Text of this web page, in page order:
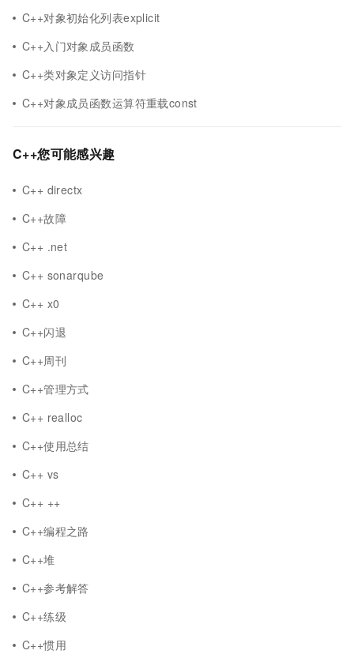
C++对象初始化列表explicit
C++入门对象成员函数
C++类对象定义访问指针
C++对象成员函数运算符重载const
C++您可能感兴趣
C++ directx
C++故障
C++ .net
C++ sonarqube
C++ x0
C++闪退
C++周刊
C++管理方式
C++ realloc
C++使用总结
C++ vs
C++ ++
C++编程之路
C++堆
C++参考解答
C++练级
C++惯用